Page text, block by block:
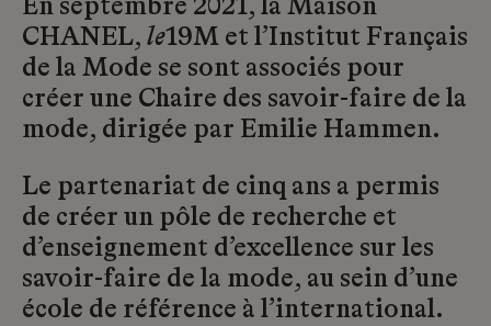
En septembre 2021, la Maison
CHANEL, le19M et l’Institut Français
de la Mode se sont associés pour
créer une Chaire des savoir-faire de la
mode, dirigée par Emilie Hammen.
Le partenariat de cinq ans a permis
de créer un pôle de recherche et
d’enseignement d’excellence sur les
savoir-faire de la mode, au sein d’une
école de référence à l’international.